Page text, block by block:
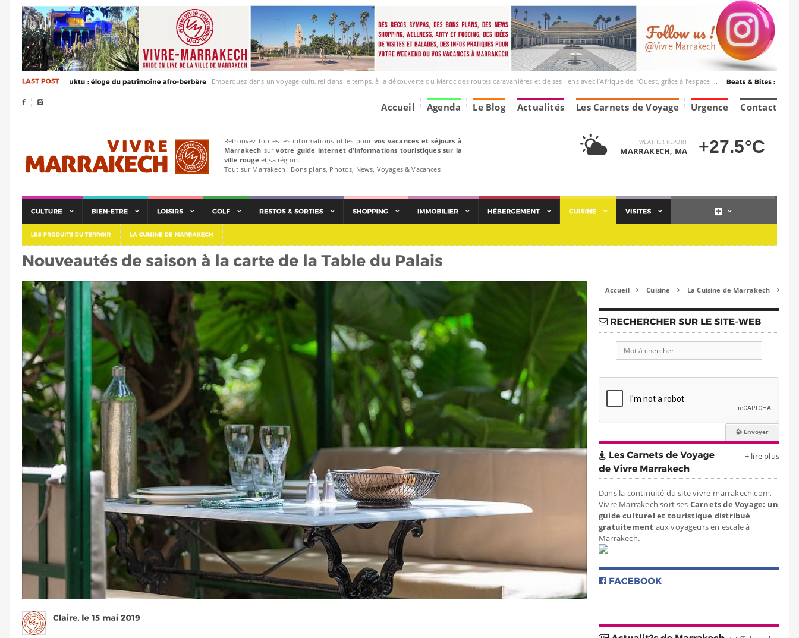
Embarquez dans un voyage culturel dans le temps, à la découverte du Maroc des routes caravanières et de ses liens avec l’Afrique de l’Ouest, grâce à l’espace Marrakesh-Tumbuktu.
  Accueil Agenda Le Blog Actualités Les Carnets de Voyage Urgence Contact
Retrouvez toutes les informations utiles pour vos vacances et séjours à
Marrakech survotre guide internet d’informations touristiques sur la
ville rouge et sa région.
Tout sur Marrakech : Bons plans, Photos, News, Voyages & Vacances
WEATHER REPORT
MARRAKECH, MA +27.5°C
Accueil  Cuisine  La Cuisine de Marrakech 
+ lire plus
Dans la continuité du site vivre-marrakech.com,
Vivre Marrakech sort ses Carnets de Voyage: un
guide culturel et touristique distribué
gratuitement aux voyageurs en escale à
Marrakech.